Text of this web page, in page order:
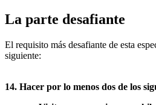
La parte desafiante
El requisito más desafiante de esta
siguiente:
14. Hacer por lo menos dos de los